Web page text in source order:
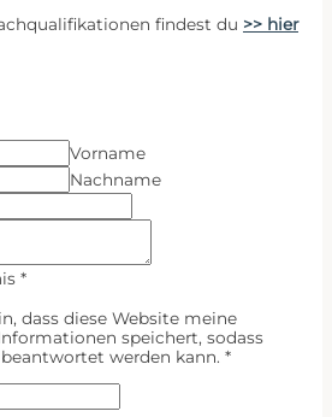
findest du >> hier
Vorname
Nachname
*
dass diese Website meine
speichert, sodass
werden kann. *